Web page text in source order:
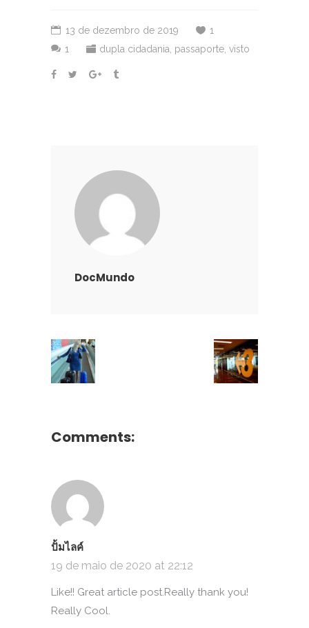
13 de dezembro de 2019
1
1
dupla cidadania passaporte visto
DocMundo
Comments:
ปั้มไลค์
19 de maio de 2020 at 22:12
Like!! Great article post.Really thank you!
Really Cool.